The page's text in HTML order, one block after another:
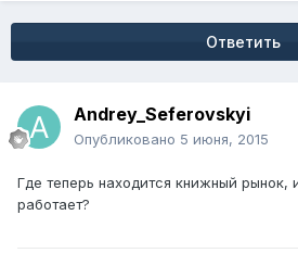
Ответить
Andrey_Seferovskyi
Опубликовано 5 июня, 2015
Где теперь находится книжный рынок,
работает?